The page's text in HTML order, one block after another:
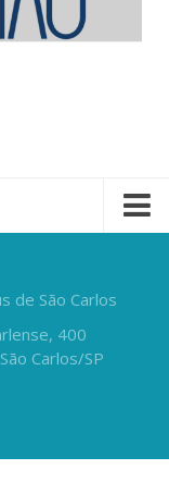
de São Carlos
400
Carlos/SP